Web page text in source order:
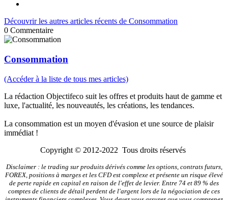
Découvrir les autres articles récents de Consommation
0 Commentaire
Consommation
(Accéder à la liste de tous mes articles)
La rédaction Objectifeco suit les offres et produits haut de gamme et
luxe, l'actualité, les nouveautés, les créations, les tendances.
La consommation est un moyen d'évasion et une source de plaisir
immédiat !
Copyright © 2012-2022 Tous droits réservés
Disclaimer : le trading sur produits dérivés comme les options, contrats futurs,
FOREX, positions à marges et les CFD est complexe et présente un risque élevé
de perte rapide en capital en raison de l'effet de levier. Entre 74 et 89 % des
comptes de clients de détail perdent de l'argent lors de la négociation de ces